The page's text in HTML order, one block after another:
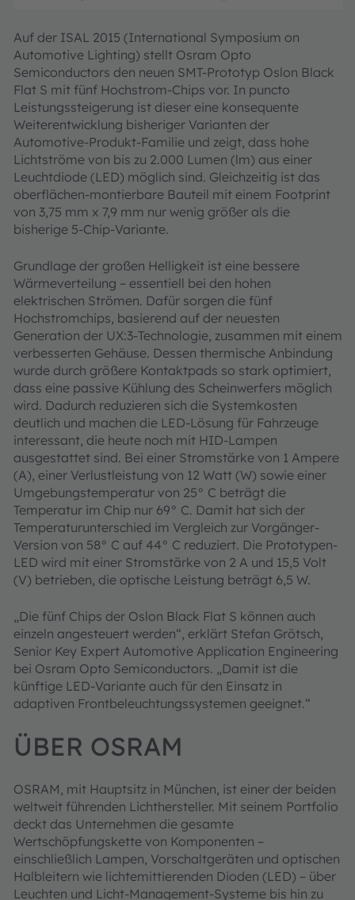
Auf der ISAL 2015 (International Symposium on
Automotive Lighting) stellt Osram Opto
Semiconductors den neuen SMT-Prototyp Oslon Black
Flat S mit fünf Hochstrom-Chips vor. In puncto
Leistungssteigerung ist dieser eine konsequente
Weiterentwicklung bisheriger Varianten der
Automotive-Produkt-Familie und zeigt, dass hohe
Lichtströme von bis zu 2.000 Lumen (lm) aus einer
Leuchtdiode (LED) möglich sind. Gleichzeitig ist das
oberflächen-montierbare Bauteil mit einem Footprint
von 3,75 mm x 7,9 mm nur wenig größer als die
bisherige 5-Chip-Variante.
Grundlage der großen Helligkeit ist eine bessere
Wärmeverteilung – essentiell bei den hohen
elektrischen Strömen. Dafür sorgen die fünf
Hochstromchips, basierend auf der neuesten
Generation der UX:3-Technologie, zusammen mit einem
verbesserten Gehäuse. Dessen thermische Anbindung
wurde durch größere Kontaktpads so stark optimiert,
dass eine passive Kühlung des Scheinwerfers möglich
wird. Dadurch reduzieren sich die Systemkosten
deutlich und machen die LED-Lösung für Fahrzeuge
interessant, die heute noch mit HID-Lampen
ausgestattet sind. Bei einer Stromstärke von 1 Ampere
(A), einer Verlustleistung von 12 Watt (W) sowie einer
Umgebungstemperatur von 25° C beträgt die
Temperatur im Chip nur 69° C. Damit hat sich der
Temperaturunterschied im Vergleich zur Vorgänger-
Version von 58° C auf 44° C reduziert. Die Prototypen-
LED wird mit einer Stromstärke von 2 A und 15,5 Volt
(V) betrieben, die optische Leistung beträgt 6,5 W.
„Die fünf Chips der Oslon Black Flat S können auch
einzeln angesteuert werden“, erklärt Stefan Grötsch,
Senior Key Expert Automotive Application Engineering
bei Osram Opto Semiconductors. „Damit ist die
künftige LED-Variante auch für den Einsatz in
adaptiven Frontbeleuchtungssystemen geeignet.“
ÜBER OSRAM
OSRAM, mit Hauptsitz in München, ist einer der beiden
weltweit führenden Lichthersteller. Mit seinem Portfolio
deckt das Unternehmen die gesamte
Wertschöpfungskette von Komponenten –
einschließlich Lampen, Vorschaltgeräten und optischen
Halbleitern wie lichtemittierenden Dioden (LED) – über
Leuchten und Licht-Management-Systeme bis hin zu